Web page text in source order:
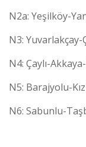
N2a: Yeşilköy-
N3: Yuvarlakçay-
N4: Çaylı-
N5: Barajyolu-
N6: Sabunlu-